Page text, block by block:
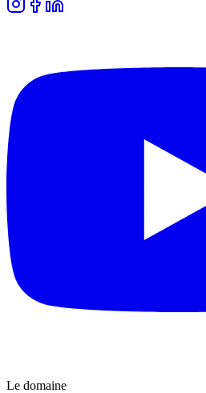
Le domaine